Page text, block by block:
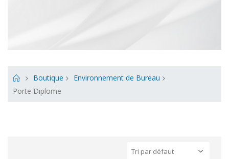
Boutique
Environnement de Bureau
Porte Diplome